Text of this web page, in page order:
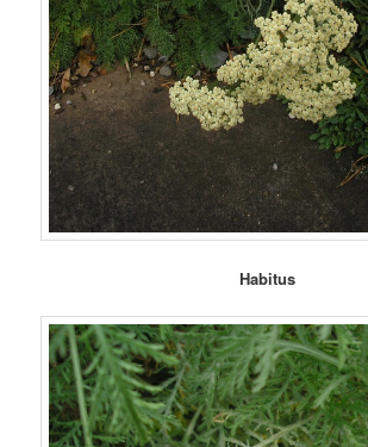
Habitus